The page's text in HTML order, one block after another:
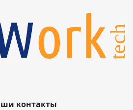
контакты